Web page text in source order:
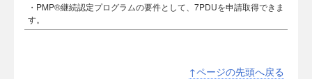
・PMP®継続認定プログラムの要件として、7PDUを申請取得できま
す。
↑ページの先頭へ戻る